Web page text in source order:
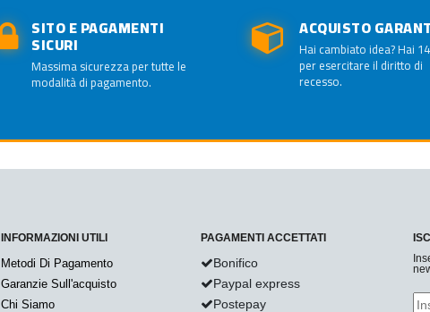
SITO E PAGAMENTI
SICURI
Massima sicurezza per tutte le
modalità di pagamento.
ACQUISTO
Hai cambiato idea? Hai
per esercitare il diritto di
recesso.
INFORMAZIONI UTILI
Metodi Di Pagamento
Garanzie Sull'acquisto
Chi Siamo
PAGAMENTI ACCETTATI
Bonifico
Paypal express
Postepay